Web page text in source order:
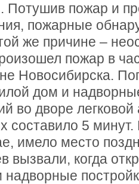
Потушив пожар и
пожарные
же причине –
пожар в
Новосибирска.
дом и
во дворе
составило 5 минут.
имело место
вызвали, когда
надворные